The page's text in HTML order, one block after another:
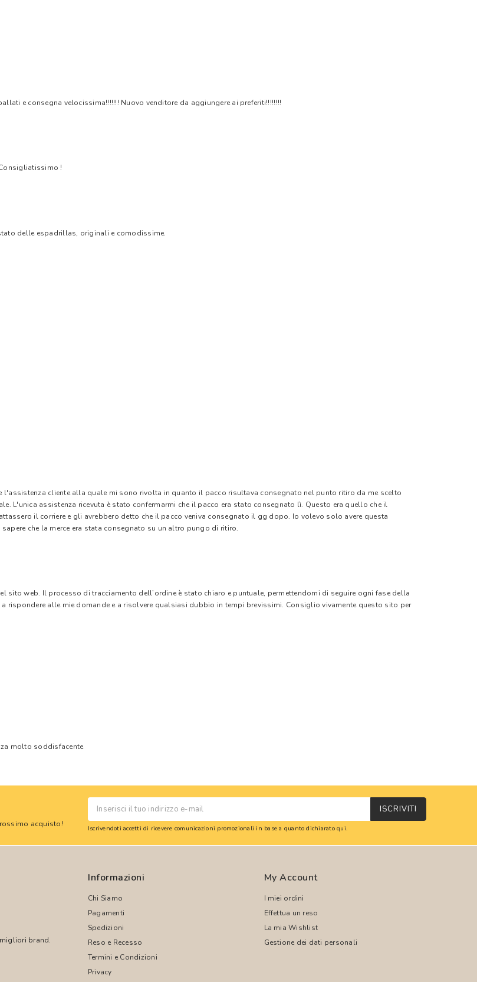
e consegna velocissima!!!!!!! Nuovo venditore da aggiungere ai preferiti!!!!!!!!
!
delle espadrillas, originali e comodissime.
l'assistenza cliente alla quale mi sono rivolta in quanto il pacco risultava consegnato nel punto ritiro da me scelto
L'unica assistenza ricevuta è stato confermarmi che il pacco era stato consegnato lì. Questo era quello che il
il corriere e gli avrebbero detto che il pacco veniva consegnato il gg dopo. Io volevo solo avere questa
che la merce era stata consegnato su un altro pungo di ritiro.
sito web. Il processo di tracciamento dell’ordine è stato chiaro e puntuale, permettendomi di seguire ogni fase della
rispondere alle mie domande e a risolvere qualsiasi dubbio in tempi brevissimi. Consiglio vivamente questo sito per
molto soddisfacente
acquisto!
ISCRIVITI
Iscrivendoti accetti di ricevere comunicazioni promozionali in base a quanto dichiaratoqui.
brand.
Informazioni
Chi Siamo
Pagamenti
Spedizioni
Reso e Recesso
Termini e Condizioni
Privacy
My Account
I miei ordini
Effettua un reso
La mia Wishlist
Gestione dei dati personali